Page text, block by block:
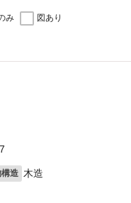
み 図あり
造 木造